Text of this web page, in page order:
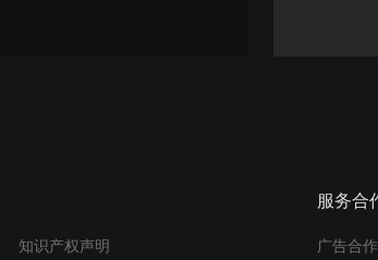
知识产权声明
服务合
广告合作